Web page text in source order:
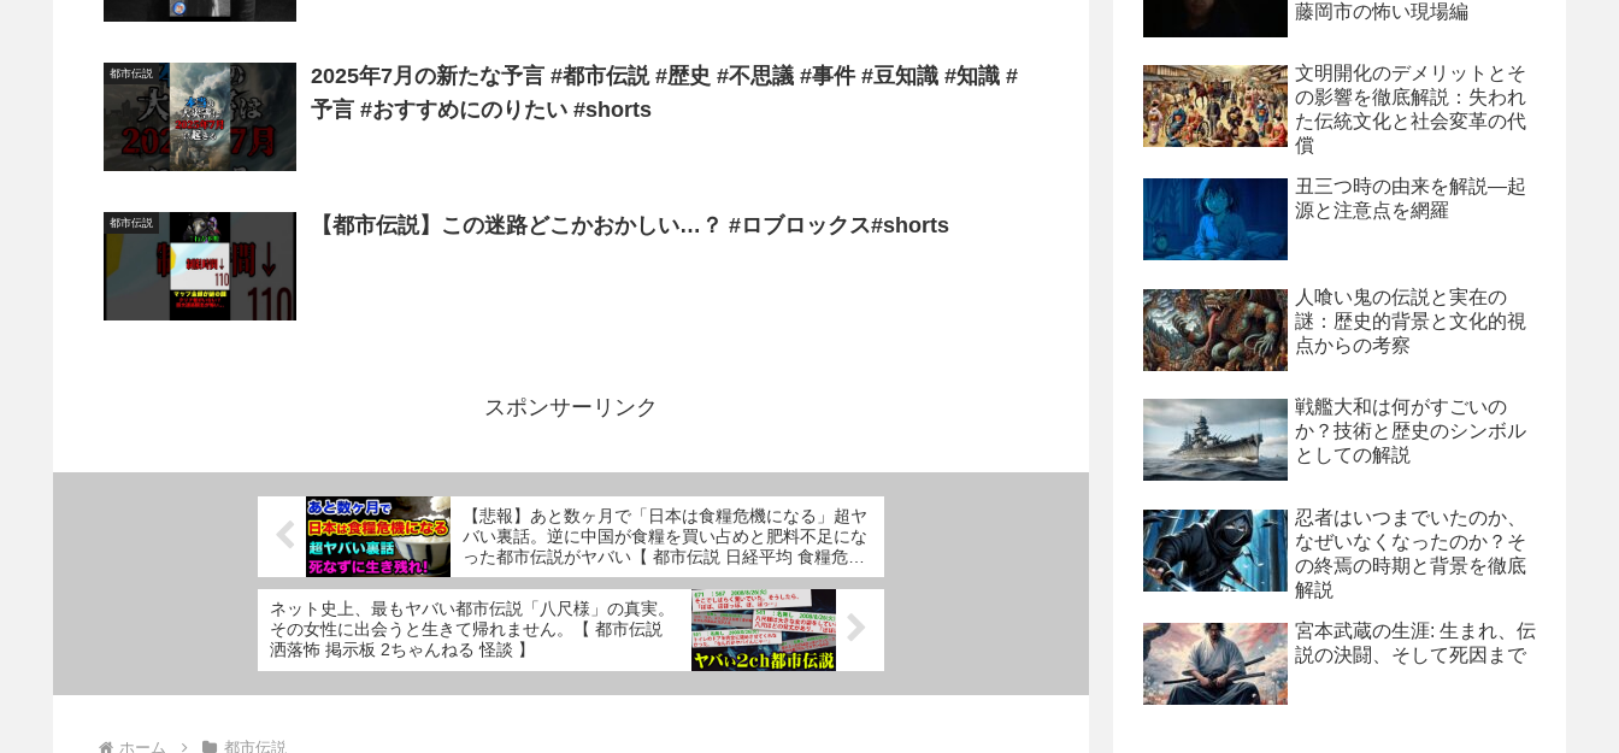
都市伝説
2025年7月の新たな予言 #都市伝説 #歴史 #不思議 #事件 #豆知識 #知識 #
予言 #おすすめにのりたい #shorts
都市伝説 【都市伝説】この迷路どこかおかしい…？ #ロブロックス#shorts
スポンサーリンク
【悲報】あと数ヶ月で「日本は食糧危機になる」超ヤ
バい裏話。逆に中国が食糧を買い占めと肥料不足にな
った都市伝説がヤバい【 都市伝説 日経平均 食糧危機
値上げ グレートリセット 】
ネット史上、最もヤバい都市伝説「八尺様」の真実。
その女性に出会うと生きて帰れません。【 都市伝説
洒落怖 掲示板 2ちゃんねる 怪談 】
ホーム 都市伝説
藤岡市の怖い現場編
文明開化のデメリットとそ
の影響を徹底解説：失われ
た伝統文化と社会変革の代
償
丑三つ時の由来を解説―起
源と注意点を網羅
人喰い鬼の伝説と実在の
謎：歴史的背景と文化的視
点からの考察
戦艦大和は何がすごいの
か？技術と歴史のシンボル
としての解説
忍者はいつまでいたのか、
なぜいなくなったのか？そ
の終焉の時期と背景を徹底
解説
宮本武蔵の生涯: 生まれ、伝
説の決闘、そして死因まで